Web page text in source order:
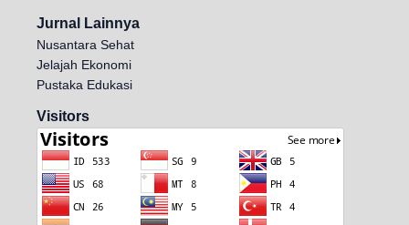
Jurnal Lainnya
Nusantara Sehat
Jelajah Ekonomi
Pustaka Edukasi
Visitors